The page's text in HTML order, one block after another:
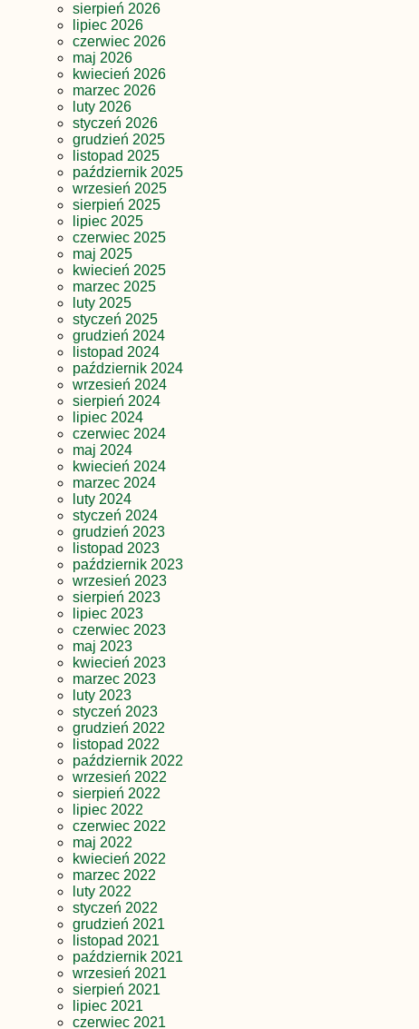
sierpień 2026
lipiec 2026
czerwiec 2026
maj 2026
kwiecień 2026
marzec 2026
luty 2026
styczeń 2026
grudzień 2025
listopad 2025
październik 2025
wrzesień 2025
sierpień 2025
lipiec 2025
czerwiec 2025
maj 2025
kwiecień 2025
marzec 2025
luty 2025
styczeń 2025
grudzień 2024
listopad 2024
październik 2024
wrzesień 2024
sierpień 2024
lipiec 2024
czerwiec 2024
maj 2024
kwiecień 2024
marzec 2024
luty 2024
styczeń 2024
grudzień 2023
listopad 2023
październik 2023
wrzesień 2023
sierpień 2023
lipiec 2023
czerwiec 2023
maj 2023
kwiecień 2023
marzec 2023
luty 2023
styczeń 2023
grudzień 2022
listopad 2022
październik 2022
wrzesień 2022
sierpień 2022
lipiec 2022
czerwiec 2022
maj 2022
kwiecień 2022
marzec 2022
luty 2022
styczeń 2022
grudzień 2021
listopad 2021
październik 2021
wrzesień 2021
sierpień 2021
lipiec 2021
czerwiec 2021